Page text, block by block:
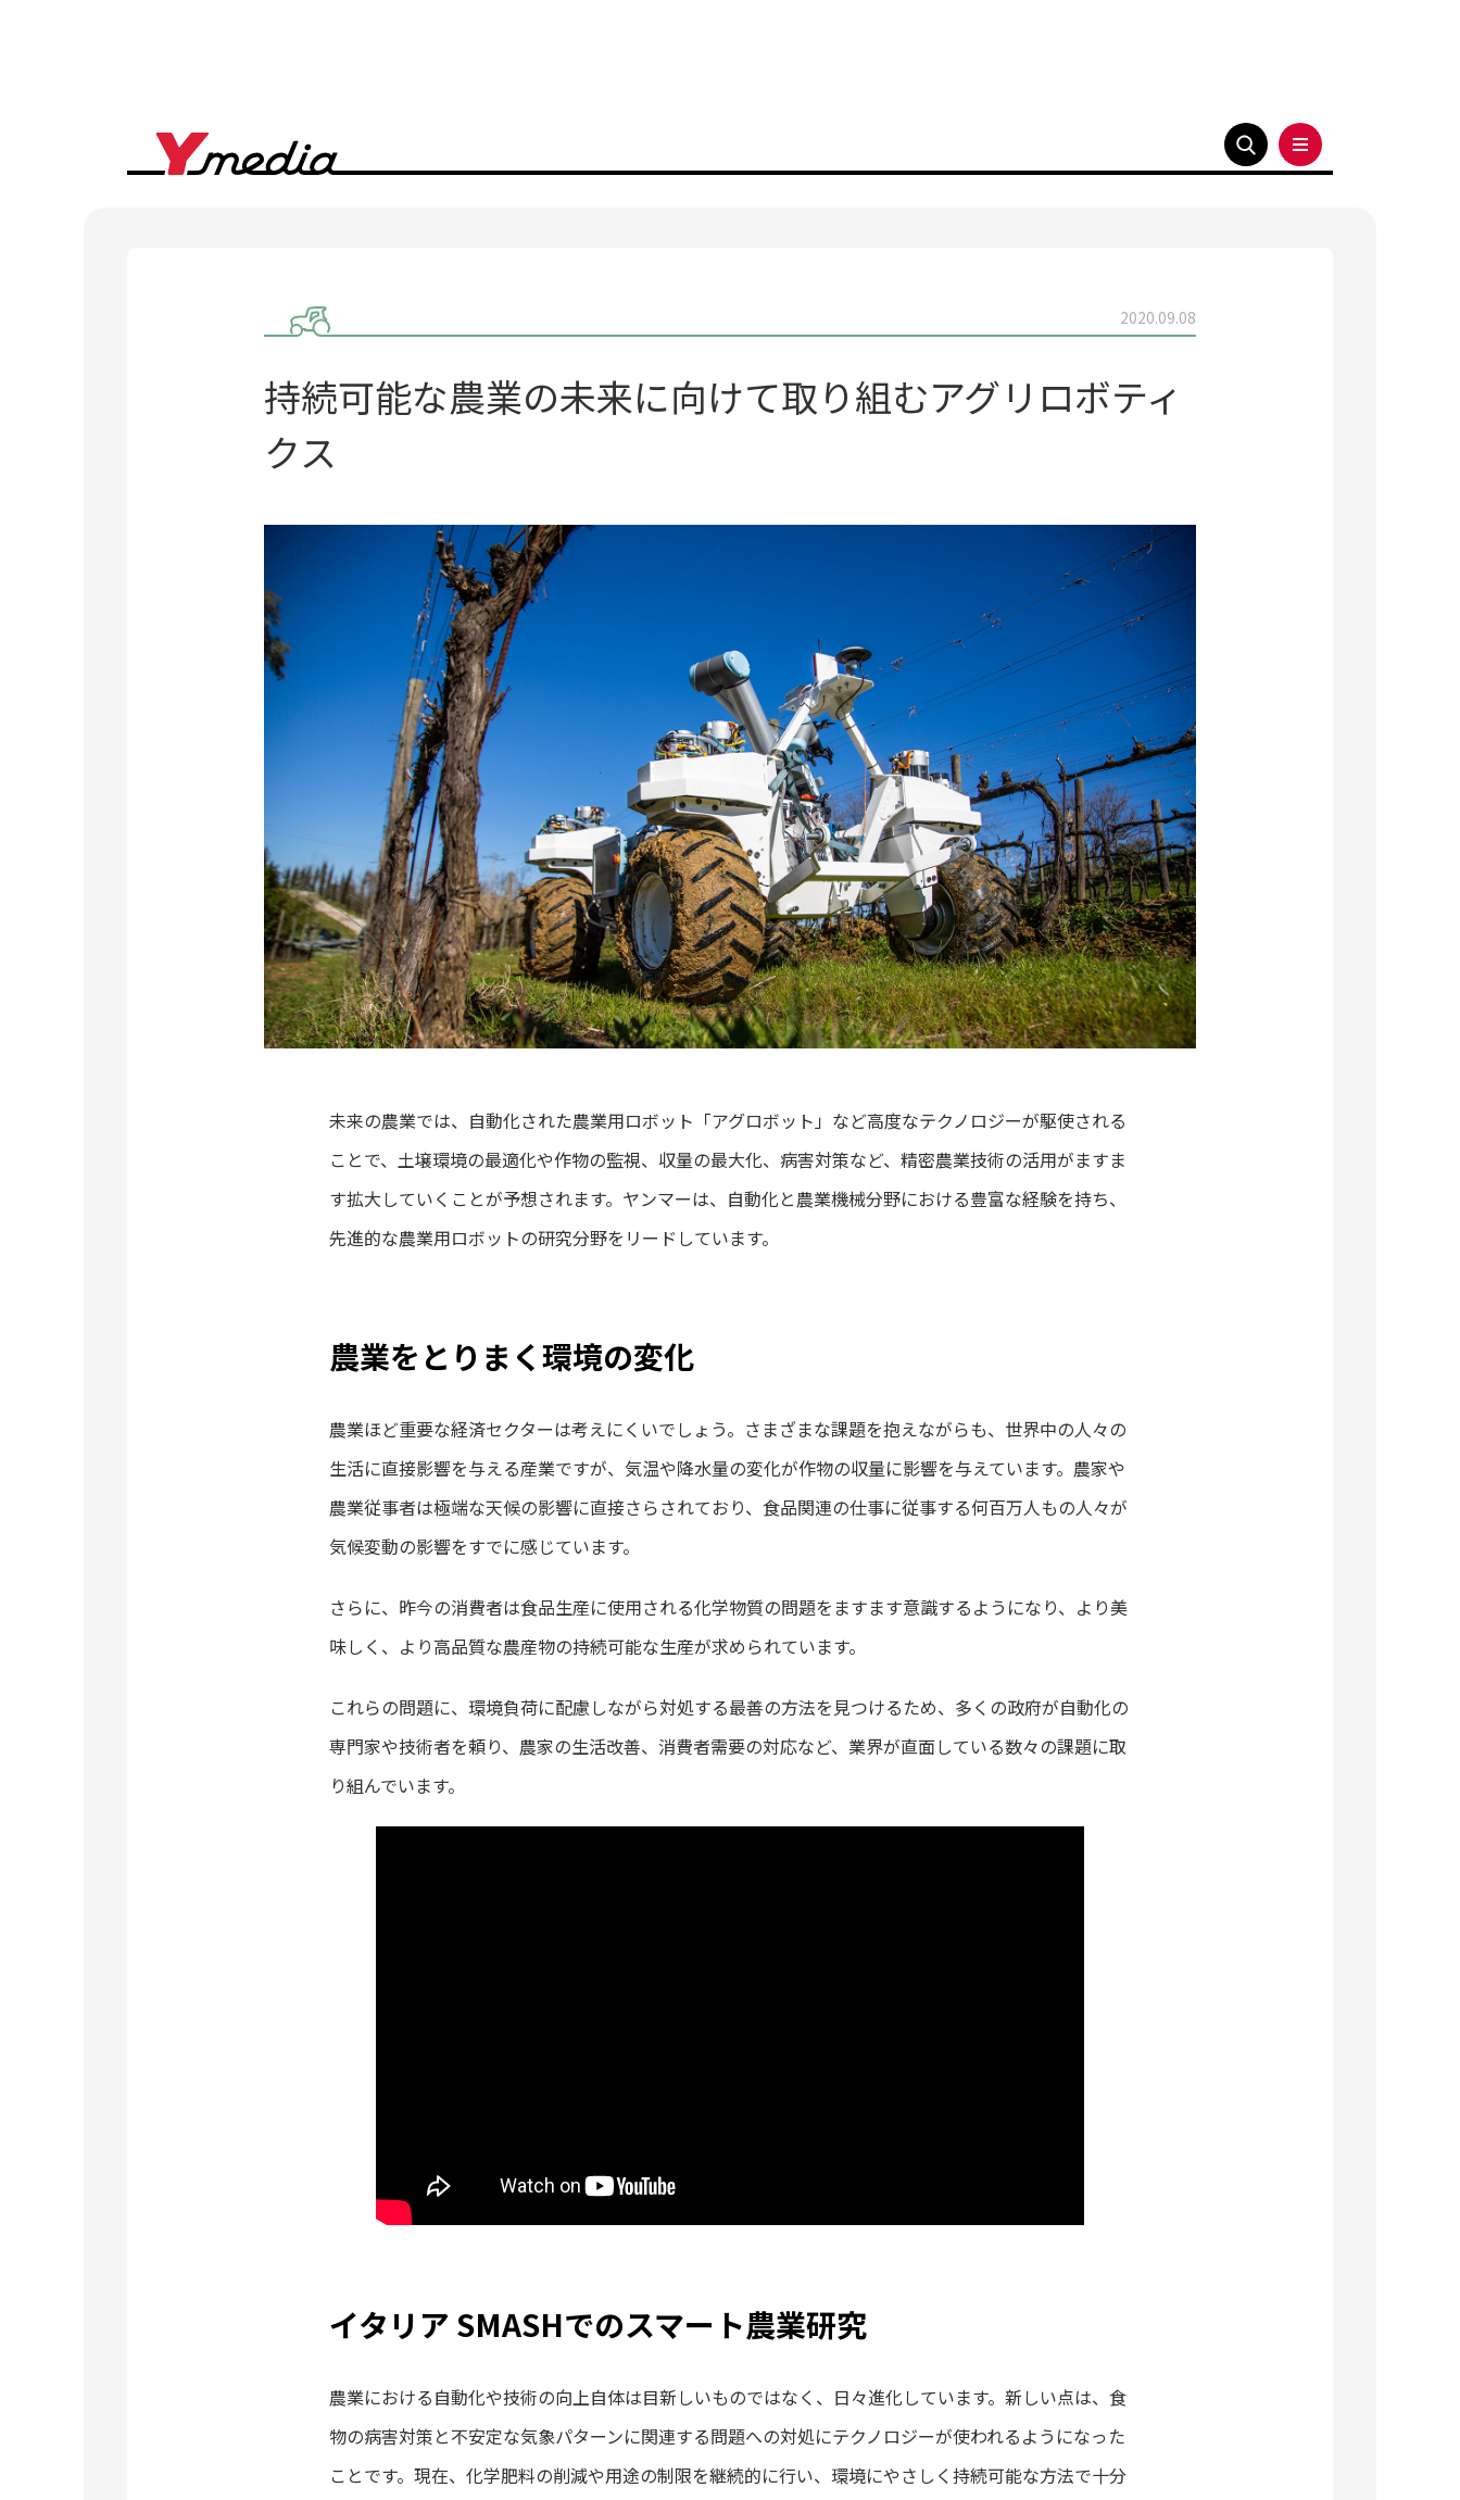
2020.09.08
持続可能な農業の未来に向けて取り組むアグリロボティ
クス
未来の農業では、自動化された農業用ロボット「アグロボット」など高度なテクノロジーが駆使される
ことで、土壌環境の最適化や作物の監視、収量の最大化、病害対策など、精密農業技術の活用がますま
す拡大していくことが予想されます。ヤンマーは、自動化と農業機械分野における豊富な経験を持ち、
先進的な農業用ロボットの研究分野をリードしています。
農業をとりまく環境の変化
農業ほど重要な経済セクターは考えにくいでしょう。さまざまな課題を抱えながらも、世界中の人々の
生活に直接影響を与える産業ですが、気温や降水量の変化が作物の収量に影響を与えています。農家や
農業従事者は極端な天候の影響に直接さらされており、食品関連の仕事に従事する何百万人もの人々が
気候変動の影響をすでに感じています。
さらに、昨今の消費者は食品生産に使用される化学物質の問題をますます意識するようになり、より美
味しく、より高品質な農産物の持続可能な生産が求められています。
これらの問題に、環境負荷に配慮しながら対処する最善の方法を見つけるため、多くの政府が自動化の
専門家や技術者を頼り、農家の生活改善、消費者需要の対応など、業界が直面している数々の課題に取
り組んでいます。
イタリア SMASHでのスマート農業研究
農業における自動化や技術の向上自体は目新しいものではなく、日々進化しています。新しい点は、食
物の病害対策と不安定な気象パターンに関連する問題への対処にテクノロジーが使われるようになった
ことです。現在、化学肥料の削減や用途の制限を継続的に行い、環境にやさしく持続可能な方法で十分